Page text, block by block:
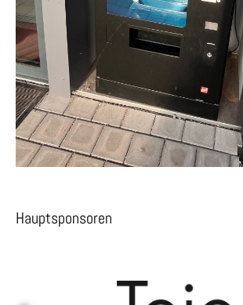
Hauptsponsoren